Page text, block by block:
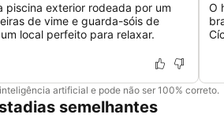
piscina exterior rodeada por um
de vime e guarda-sóis de
local perfeito para relaxar.
O
artificial e pode não ser 100% correto.
semelhantes